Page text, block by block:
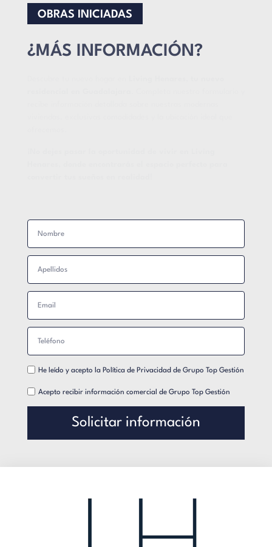
OBRAS INICIADAS
¿MÁS INFORMACIÓN?
He leído y acepto la Política de Privacidad de Grupo Top Gestión
Acepto recibir información comercial de Grupo Top Gestión
Solicitar información